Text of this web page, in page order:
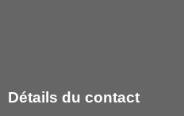
Détails du contact